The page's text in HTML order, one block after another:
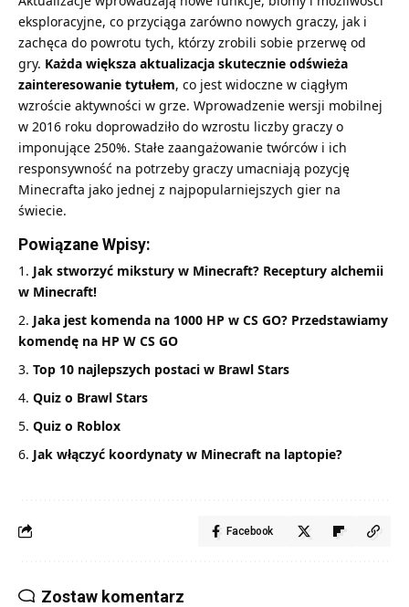
eksploracyjne, co przyciąga zarówno nowych graczy, jak i
zachęca do powrotu tych, którzy zrobili sobie przerwę od
gry. Każda większa aktualizacja skutecznie odświeża
zainteresowanie tytułem, co jest widoczne w ciągłym
wzroście aktywności w grze. Wprowadzenie wersji mobilnej
w 2016 roku doprowadziło do wzrostu liczby graczy o
imponujące 250%. Stałe zaangażowanie twórców i ich
responsywność na potrzeby graczy umacniają pozycję
Minecrafta jako jednej z najpopularniejszych gier na
świecie.
Powiązane Wpisy:
Jak stworzyć mikstury w Minecraft? Receptury alchemii
w Minecraft!
Jaka jest komenda na 1000 HP w CS GO? Przedstawiamy
komendę na HP W CS GO
Top 10 najlepszych postaci w Brawl Stars
Quiz o Brawl Stars
Quiz o Roblox
Jak włączyć koordynaty w Minecraft na laptopie?
Facebook
Zostaw komentarz